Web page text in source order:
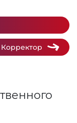
Корректор